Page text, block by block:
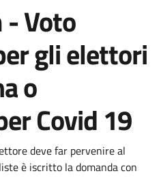
- Voto
gli elettori
o
Covid 19
deve far pervenire al
è iscritto la domanda con